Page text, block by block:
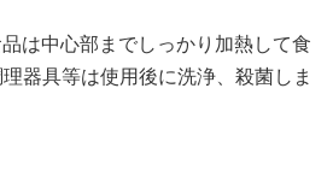
は中心部までしっかり加熱して食
器具等は使用後に洗浄、殺菌しま